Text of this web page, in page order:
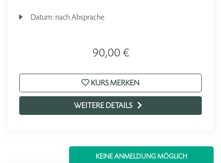
Datum: nach Absprache
90,00 €
KURS MERKEN
WEITERE DETAILS
KEINE ANMELDUNG MÖGLICH